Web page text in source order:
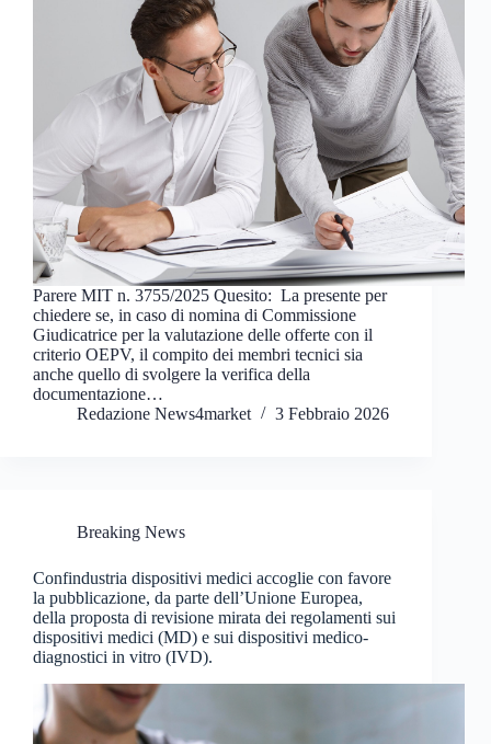
Parere MIT n. 3755/2025 Quesito: La presente per
chiedere se, in caso di nomina di Commissione
Giudicatrice per la valutazione delle offerte con il
criterio OEPV, il compito dei membri tecnici sia
anche quello di svolgere la verifica della
documentazione…
Redazione News4market
3 Febbraio 2026
Breaking News
Confindustria dispositivi medici accoglie con favore
la pubblicazione, da parte dell’Unione Europea,
della proposta di revisione mirata dei regolamenti sui
dispositivi medici (MD) e sui dispositivi medico-
diagnostici in vitro (IVD).